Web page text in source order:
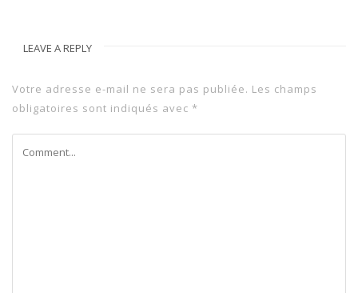
LEAVE A REPLY
Votre adresse e-mail ne sera pas publiée. Les champs
obligatoires sont indiqués avec *